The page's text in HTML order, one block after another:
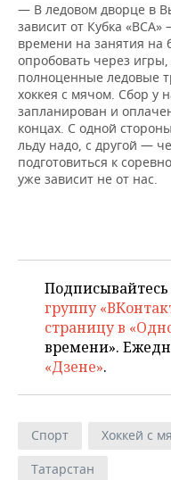
— В ледовом дворце в
зависит от Кубка
времени на занятия на
опробовать через
полноценные ледовые
хоккея с мячом. Сбор у
запланирован и
концах. С одной
льду надо, с другой —
подготовиться к
уже зависит не от нас.
группу
страницу в
времени».
«Дзене».
Спорт Хоккей с
Татарстан